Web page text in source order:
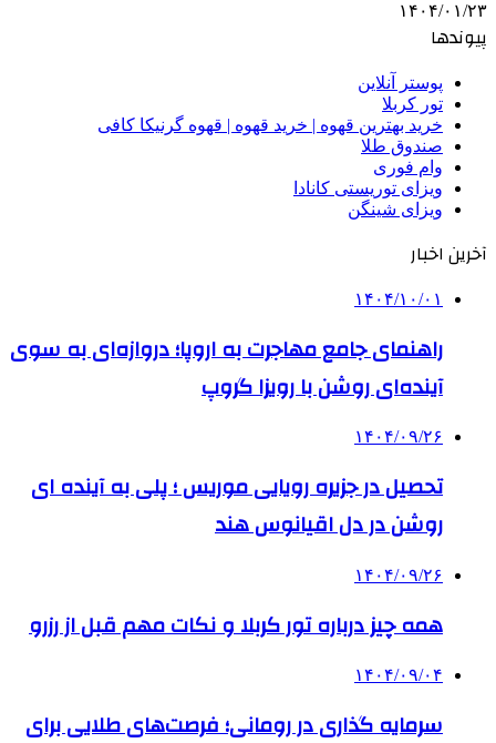
۱۴۰۴/۰۱/۲۳
پیوندها
پوستر آنلاین
تور کربلا
خرید بهترین قهوه | خرید قهوه | قهوه گرنیکا کافی
صندوق طلا
وام فوری
ویزای توریستی کانادا
ویزای شینگن
آخرین اخبار
۱۴۰۴/۱۰/۰۱
راهنمای جامع مهاجرت به اروپا؛ دروازه‌ای به سوی
آینده‌ای روشن با رویزا گروپ
۱۴۰۴/۰۹/۲۶
تحصیل در جزیره رویایی موریس ؛ پلی به آینده ‌ای
روشن در دل اقیانوس ‌هند
۱۴۰۴/۰۹/۲۶
همه چیز درباره تور کربلا و نکات مهم قبل از رزرو
۱۴۰۴/۰۹/۰۴
سرمایه گذاری در رومانی؛ فرصت‌های طلایی برای